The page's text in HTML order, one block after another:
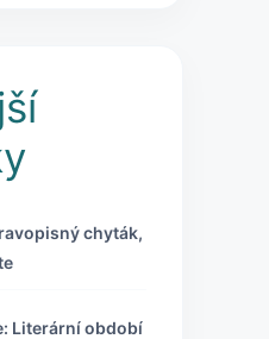
chyták,
Literární období